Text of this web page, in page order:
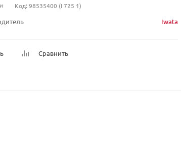
Код: 98535400 (I 725 1)
Iwata
Сравнить